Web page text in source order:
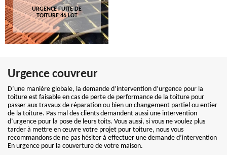
URGENCE FUITE DE
TOITURE 46 LOT
Urgence couvreur
D’une manière globale, la demande d’intervention d’urgence pour la
toiture est faisable en cas de perte de performance de la toiture pour
passer aux travaux de réparation ou bien un changement partiel ou entier
de la toiture. Pas mal des clients demandent aussi une intervention
d’urgence pour la pose de leurs toits. Vous aussi, si vous ne voulez plus
tarder à mettre en œuvre votre projet pour toiture, nous vous
recommandons de ne pas hésiter à effectuer une demande d’intervention
En urgence pour la couverture de votre maison.